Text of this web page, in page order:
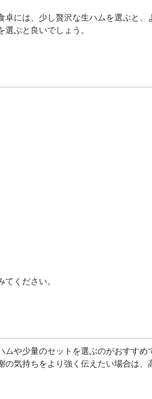
には、少し贅沢な生ハムを選ぶと、
ぶと良いでしょう。
ください。
や少量のセットを選ぶのがおすすめ
気持ちをより強く伝えたい場合は、